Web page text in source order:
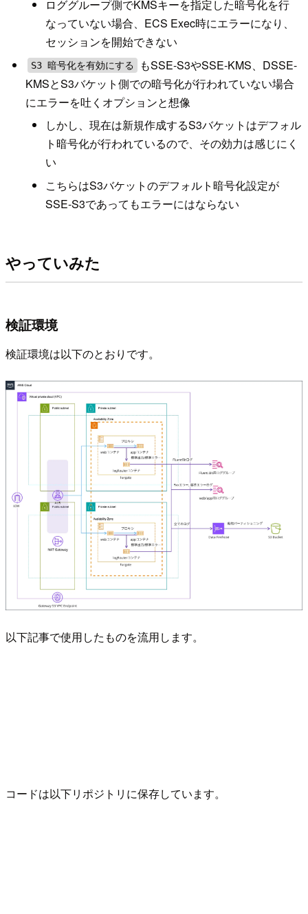
ロググループ側でKMSキーを指定した暗号化を行
なっていない場合、ECS Exec時にエラーになり、
セッションを開始できない
S3 暗号化を有効にする
もSSE-S3やSSE-KMS、DSSE-
KMSとS3バケット側での暗号化が行われていない場合
にエラーを吐くオプションと想像
しかし、現在は新規作成するS3バケットはデフォル
ト暗号化が行われているので、その効力は感じにく
い
こちらはS3バケットのデフォルト暗号化設定が
SSE-S3であってもエラーにはならない
やっていみた
検証環境
検証環境は以下のとおりです。
以下記事で使用したものを流用します。
コードは以下リポジトリに保存しています。